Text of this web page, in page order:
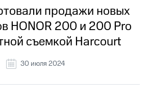
продажи новых
HONOR 200 и 200 Pro
съемкой Harcourt
30 июля 2024